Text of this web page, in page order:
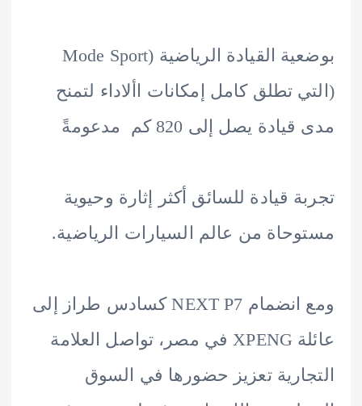
بوضعية القيادة الرياضية (Mode Sport
تطلق كامل إمكانات األاداء لتمنح
يصل إلى 820 كم مدعومةً
قيادة للسائق أكثر إثارة وحيوية
من عالم السيارات الرياضية.
ومع انضمام NEXT P7 كسادس طراز إلى
عائلة XPENG في مصر، تواصل العلامة
تعزيز حضورها في السوق